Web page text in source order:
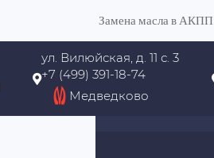
Замена масла в АКПП
ул. Вилюйская, д. 11 с. 3
+7 (499) 391-18-74
Медведково